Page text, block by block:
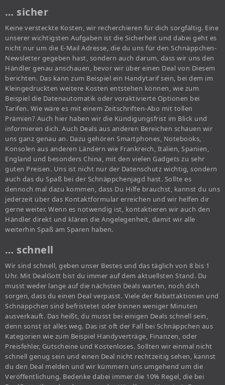
… sicher
Keine versteckte Kosten, wir recherchieren für dich sorgfältig. Eine
unserer wichtigsten Aufgaben ist die Sicherheit und dabei geht es
nicht nur um die E-Mail Adresse, die du uns für den Schnäppchen-
Newsletter gegeben hast, sondern auch darum, dass wir uns den
Händler genau anschauen, bevor wir über einen Deal von Diesem
berichten. Das kann zum Beispiel ein Handytarif sein, bei dem im
Kleingedruckten weitere Kosten entstehen können, wie zum
Beispiel die Datenautomatik oder voraktivierte Optionen bei
Tarifen. Wie wäre es mit einem Zeitschriften-Abo mit tollen
Prämien? Auch hier haben wir die Kündigungsfrist im Blick und
informieren dich. Auch Deals aus anderen Bereichen schauen wir
uns ganz genau an. Dazu gehören Smartphones, Notebooks,
Konsolen aus anderen Ländern wie Frankreich, Italien, Spanien,
England und besonders China, mit den vielen Gadgets zu sehr
guten Preisen. Uns ist nicht nur der Datenschutz wichtig, sondern
auch das du Spaß bei der Schnäppchenjagd hast. Sollte es
dennoch mal dazu kommen, dass Du Hilfe brauchst, kannst du uns
jederzeit über das Kontaktformular erreichen und wir helfen dir
gerne weiter. Wenn es notwendig ist, kontaktieren wir auch den
Händler direkt und klären die Angelegenheit, damit wir alle
weiterhin Spaß am Sparen haben.
… schnell
Wir sind schnell, geben unser Bestes und das täglich von 8 bis 1
Uhr. Mit DealGott bist du immer auf dem aktuellsten Stand. Du
musst weder lange auf die nächsten Deals warten, noch dich
sorgen, dass du einen Deal verpasst. Viele der Rabattaktionen und
Schnäppchen sind befristetet oder binnen weniger Minuten
ausverkauft. Das heißt, du musst bei einigen Deals schnell sein,
denn sonst ist alles weg. Das ist oft der Fall bei Schnäppchen aus
Kategorien wie zum Beispiel Handyverträge, Finanzen, oder
Preisfehler, Gutscheine und Kostenloses. Sollten wir einmal nicht
schnell genug sein und einen Deal nicht rechtzeitig sehen, kannst
du den Deal melden und wir kümmern uns umgehend um die
Veröffentlichung. Bedenke dabei immer die 10% Regel, die bei